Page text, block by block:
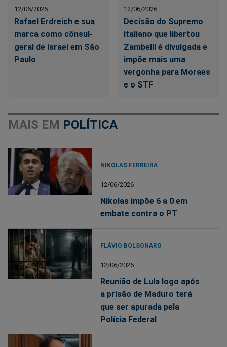
12/06/2026
Rafael Erdreich e sua
marca como cônsul-
geral de Israel em São
Paulo
12/06/2026
Decisão do Supremo
italiano que libertou
Zambelli é divulgada e
impõe mais uma
vergonha para Moraes
e o STF
MAIS EM POLÍTICA
NIKOLAS FERREIRA
12/06/2026
Nikolas impõe 6 a 0 em
embate contra o PT
FLÁVIO BOLSONARO
12/06/2026
Reunião de Lula logo após
a prisão de Maduro terá
que ser apurada pela
Polícia Federal